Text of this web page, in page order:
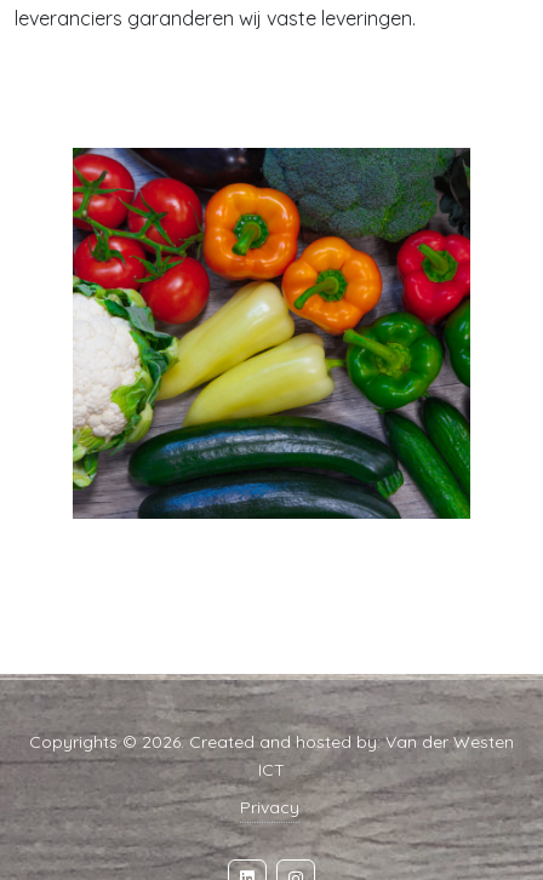
leveranciers garanderen wij vaste leveringen.
Copyrights © 2026. Created and hosted by:Van der Westen
ICT
Privacy